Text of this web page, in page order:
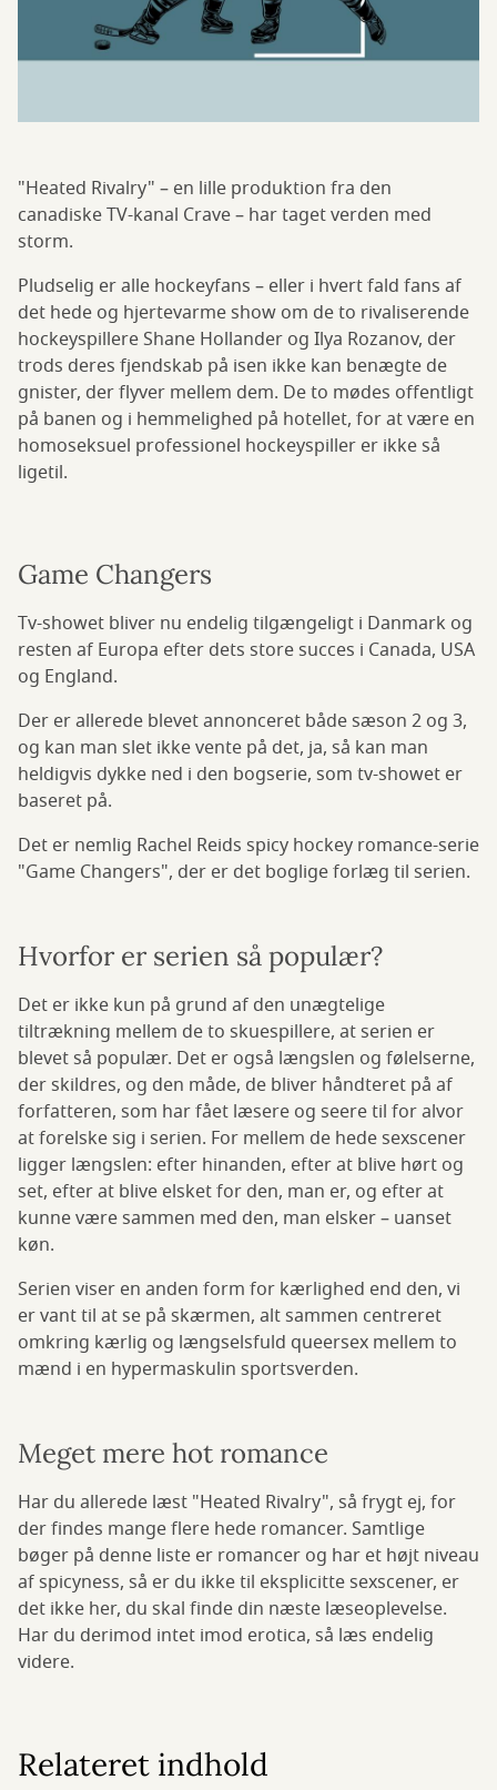
"Heated Rivalry" – en lille produktion fra den
canadiske TV-kanal Crave – har taget verden med
storm.
Pludselig er alle hockeyfans – eller i hvert fald fans af
det hede og hjertevarme show om de to rivaliserende
hockeyspillere Shane Hollander og Ilya Rozanov, der
trods deres fjendskab på isen ikke kan benægte de
gnister, der flyver mellem dem. De to mødes offentligt
på banen og i hemmelighed på hotellet, for at være en
homoseksuel professionel hockeyspiller er ikke så
ligetil.
Game Changers
Tv-showet bliver nu endelig tilgængeligt i Danmark og
resten af Europa efter dets store succes i Canada, USA
og England.
Der er allerede blevet annonceret både sæson 2 og 3,
og kan man slet ikke vente på det, ja, så kan man
heldigvis dykke ned i den bogserie, som tv-showet er
baseret på.
Det er nemlig Rachel Reids spicy hockey romance-serie
"Game Changers", der er det boglige forlæg til serien.
Hvorfor er serien så populær?
Det er ikke kun på grund af den unægtelige
tiltrækning mellem de to skuespillere, at serien er
blevet så populær. Det er også længslen og følelserne,
der skildres, og den måde, de bliver håndteret på af
forfatteren, som har fået læsere og seere til for alvor
at forelske sig i serien. For mellem de hede sexscener
ligger længslen: efter hinanden, efter at blive hørt og
set, efter at blive elsket for den, man er, og efter at
kunne være sammen med den, man elsker – uanset
køn.
Serien viser en anden form for kærlighed end den, vi
er vant til at se på skærmen, alt sammen centreret
omkring kærlig og længselsfuld queersex mellem to
mænd i en hypermaskulin sportsverden.
Meget mere hot romance
Har du allerede læst "Heated Rivalry", så frygt ej, for
der findes mange flere hede romancer. Samtlige
bøger på denne liste er romancer og har et højt niveau
af spicyness, så er du ikke til eksplicitte sexscener, er
det ikke her, du skal finde din næste læseoplevelse.
Har du derimod intet imod erotica, så læs endelig
videre.
Relateret indhold